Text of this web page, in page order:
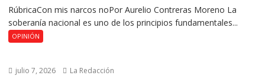
RúbricaCon mis narcos noPor Aurelio Contreras Moreno La
soberanía nacional es uno de los principios fundamentales...
OPINIÓN
julio 7, 2026 La Redacción